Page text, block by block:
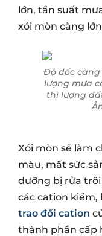
lớn, tần suất
xói mòn càng
Độ dốc càng
lượng mưa
thì lượng
Xói mòn sẽ làm
màu, mất sức
dưỡng bị rửa
các cation kiềm,
trao đổi cation
thành phần cấp